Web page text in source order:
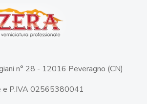
n° 28 - 12016 Peveragno (CN)
e P.IVA 02565380041